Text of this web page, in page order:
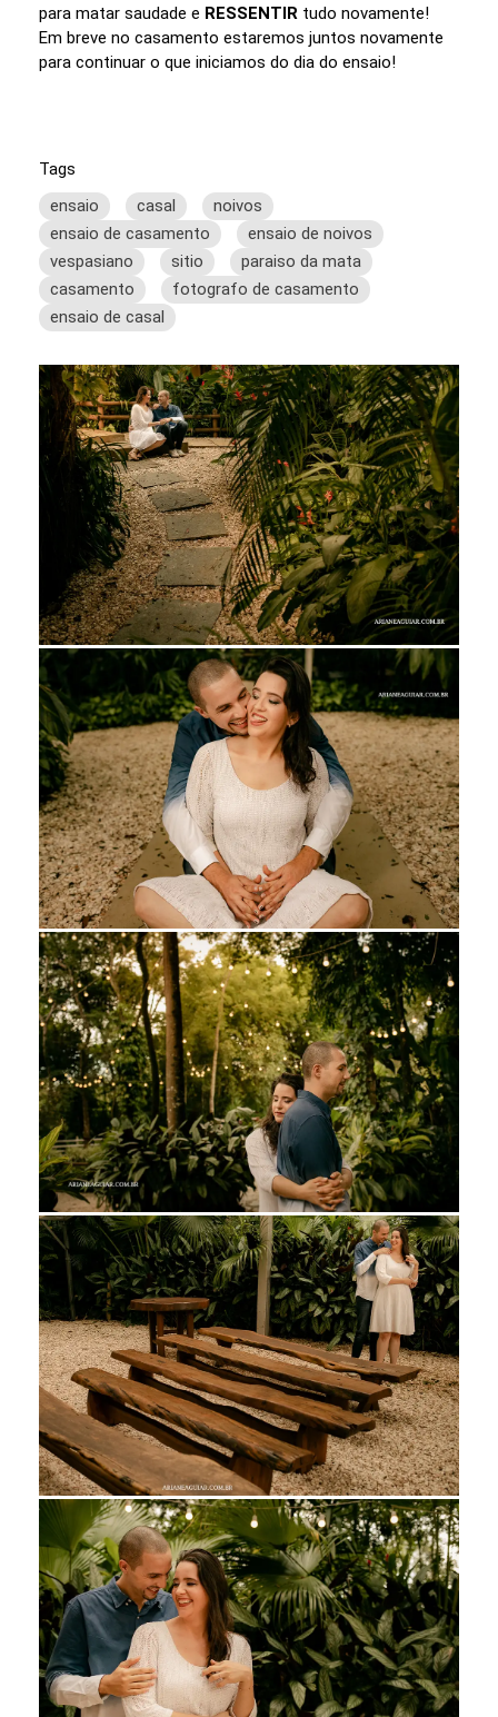
para matar saudade e RESSENTIR tudo novamente!
Em breve no casamento estaremos juntos novamente
para continuar o que iniciamos do dia do ensaio!
Tags
ensaio
casal
noivos
ensaio de casamento
ensaio de noivos
vespasiano
sitio
paraiso da mata
casamento
fotografo de casamento
ensaio de casal